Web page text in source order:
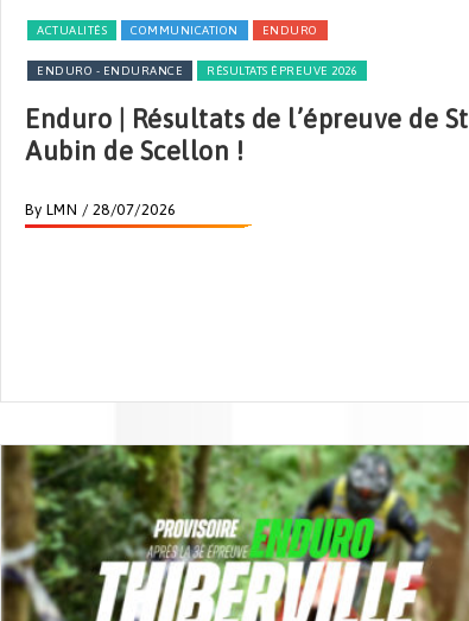
ACTUALITÉS COMMUNICATION ENDURO
ENDURO - ENDURANCE RÉSULTATS ÉPREUVE 2026
Enduro | Résultats de l’épreuve de St
Aubin de Scellon !
By LMN / 28/07/2026